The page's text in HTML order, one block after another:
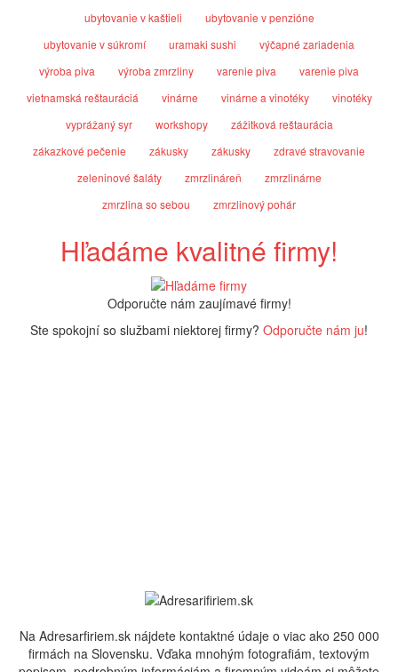
ubytovanie v kaštieli
ubytovanie v penzióne
ubytovanie v súkromí
uramaki sushi
výčapné zariadenia
výroba piva
výroba zmrzliny varenie piva
varenie piva
vietnamská reštauráciá
vinárne vinárne a vinotéky
vinotéky
vyprážaný syr
workshopy
zážitková reštaurácia
zákazkové pečenie
zákusky zákusky
zdravé stravovanie
zeleninové šaláty
zmrzlináreň
zmrzlinárne
zmrzlina so sebou
zmrzlinový pohár
Hľadáme kvalitné firmy!
Odporučte nám zaujímavé firmy!
Ste spokojní so službami niektorej firmy? Odporučte nám ju!
Na Adresarfiriem.sk nájdete kontaktné údaje o viac ako 250 000
firmách na Slovensku. Vďaka mnohým fotografiám, textovým